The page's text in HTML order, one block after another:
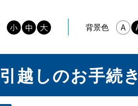
背景色
引越しのお手続き